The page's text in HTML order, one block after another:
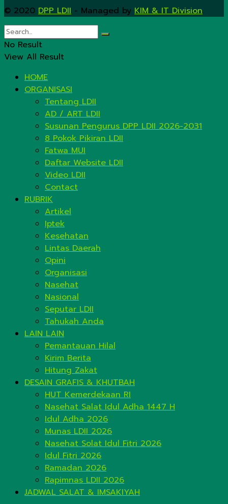
© 2020 DPP LDII - Managed by KIM & IT Division.
No Result
View All Result
HOME
ORGANISASI
Tentang LDII
AD / ART LDII
Susunan Pengurus DPP LDII 2026-2031
8 Pokok Pikiran LDII
Fatwa MUI
Daftar Website LDII
Video LDII
Contact
RUBRIK
Artikel
Iptek
Kesehatan
Lintas Daerah
Opini
Organisasi
Nasehat
Nasional
Seputar LDII
Tahukah Anda
LAIN LAIN
Pemantauan Hilal
Kirim Berita
Hitung Zakat
DESAIN GRAFIS & KHUTBAH
HUT Kemerdekaan RI
Nasehat Salat Idul Adha 1447 H
Idul Adha 2026
Munas LDII 2026
Nasehat Solat Idul Fitri 2026
Idul Fitri 2026
Ramadan 2026
Rapimnas LDII 2026
JADWAL SALAT & IMSAKIYAH